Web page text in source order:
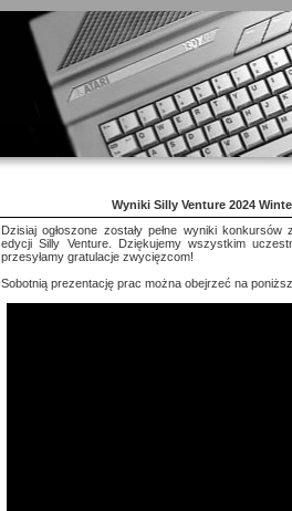
Wyniki Silly Venture 2024
Dzisiaj ogłoszone zostały pełne wyniki
edycji Silly Venture. Dziękujemy wszystkim
przesyłamy gratulacje zwycięzcom!
Sobotnią prezentację prac można obejrzeć na